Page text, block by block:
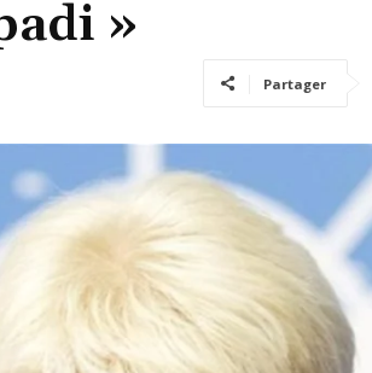
»
Partager